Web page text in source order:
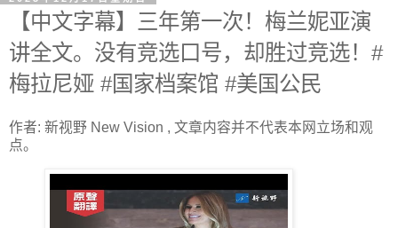
【中文字幕】三年第一次！梅兰妮亚演
讲全文。没有竞选口号，却胜过竞选！#
梅拉尼娅 #国家档案馆 #美国公民
作者: 新视野 New Vision , 文章内容并不代表本网立场和观
点。